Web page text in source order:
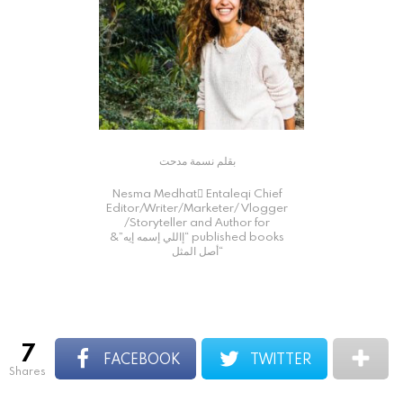
بقلم نسمة مدحت
Nesma Medhat ُEntaleqi Chief
Editor/Writer/Marketer/ Vlogger
/Storyteller and Author for
published books “إاللي إسمه إيه”&
“أصل المثل
7
shares
FACEBOOK TWITTER